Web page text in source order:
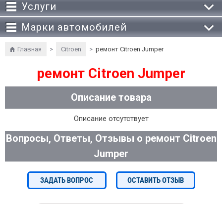
Услуги
Марки автомобилей
Главная > Citroen > ремонт Citroen Jumper
ремонт Citroen Jumper
Описание товара
Описание отсутствует
Вопросы, Ответы, Отзывы о ремонт Citroen
Jumper
ЗАДАТЬ ВОПРОС ОСТАВИТЬ ОТЗЫВ